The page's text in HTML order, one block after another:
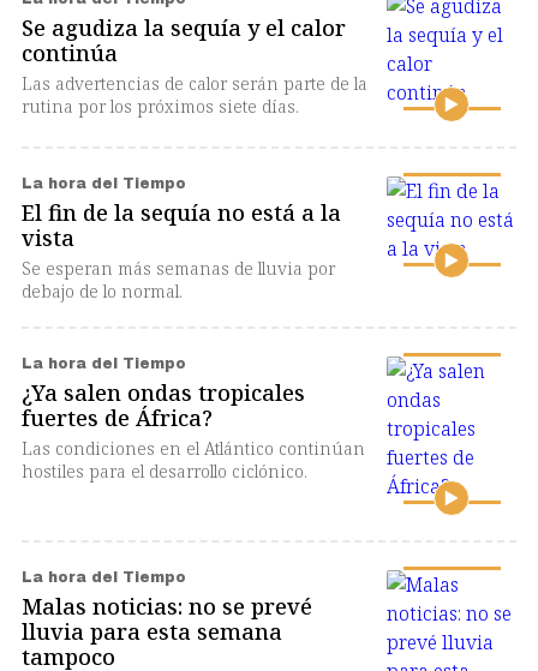
Se agudiza la sequía y el calor
continúa
Las advertencias de calor serán parte de la
rutina por los próximos siete días.
La hora del Tiempo
El fin de la sequía no está a la
vista
Se esperan más semanas de lluvia por
debajo de lo normal.
La hora del Tiempo
¿Ya salen ondas tropicales
fuertes de África?
Las condiciones en el Atlántico continúan
hostiles para el desarrollo ciclónico.
La hora del Tiempo
Malas noticias: no se prevé
lluvia para esta semana
tampoco